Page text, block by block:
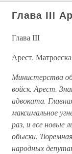
Глава III
Глава III
Арест.
Министерства
войск. Арест.
адвоката.
максимальное
раз, и все новые
обыски.
народных